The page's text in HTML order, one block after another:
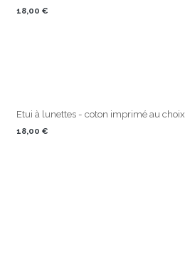
18,00 €
Etui à lunettes - coton imprimé au choix
18,00 €